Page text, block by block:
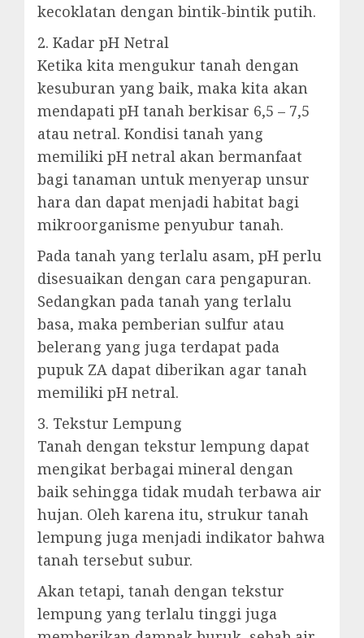
kecoklatan dengan bintik-bintik putih.
2. Kadar pH Netral
Ketika kita mengukur tanah dengan
kesuburan yang baik, maka kita akan
mendapati pH tanah berkisar 6,5 – 7,5
atau netral. Kondisi tanah yang
memiliki pH netral akan bermanfaat
bagi tanaman untuk menyerap unsur
hara dan dapat menjadi habitat bagi
mikroorganisme penyubur tanah.
Pada tanah yang terlalu asam, pH perlu
disesuaikan dengan cara pengapuran.
Sedangkan pada tanah yang terlalu
basa, maka pemberian sulfur atau
belerang yang juga terdapat pada
pupuk ZA dapat diberikan agar tanah
memiliki pH netral.
3. Tekstur Lempung
Tanah dengan tekstur lempung dapat
mengikat berbagai mineral dengan
baik sehingga tidak mudah terbawa air
hujan. Oleh karena itu, strukur tanah
lempung juga menjadi indikator bahwa
tanah tersebut subur.
Akan tetapi, tanah dengan tekstur
lempung yang terlalu tinggi juga